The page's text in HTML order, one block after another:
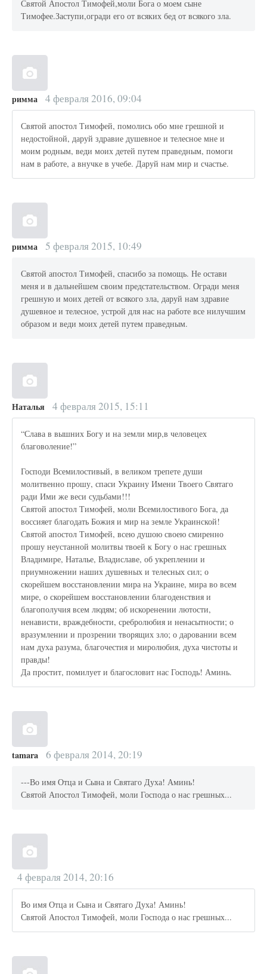
Святой Апостол Тимофей,моли Бога о моем сыне
Тимофее.Заступи,огради его от всяких бед от всякого зла.
римма 4 февраля 2016, 09:04
Святой апостол Тимофей, помолись обо мне грешной и
недостойной, даруй здравие душевное и телесное мне и
моим родным, веди моих детей путем праведным, помоги
нам в работе, а внучке в учебе. Даруй нам мир и счастье.
римма 5 февраля 2015, 10:49
Святой апостол Тимофей, спасибо за помощь. Не остави
меня и в дальнейшем своим предстательством. Огради меня
грешную и моих детей от всякого зла, даруй нам здравие
душевное и телесное, устрой для нас на работе все нилучшим
образом и веди моих детей путем праведным.
Наталья 4 февраля 2015, 15:11
“Слава в вышних Богу и на земли мир,в человецех
благоволение!”
Господи Всемилостивый, в великом трепете души
молитвенно прошу, спаси Украину Имени Твоего Святаго
ради Ими же веси судьбами!!!
Святой апостол Тимофей, моли Всемилостивого Бога, да
воссияет благодать Божия и мир на земле Украинской!
Святой апостол Тимофей, всею душою своею смиренно
прошу неустанной молитвы твоей к Богу о нас грешных
Владимире, Наталье, Владиславе, об укреплении и
приумножении наших душевных и телесных сил; о
скорейшем восстановлении мира на Украине, мира во всем
мире, о скорейшем восстановлении благоденствия и
благополучия всем людям; об искоренении лютости,
ненависти, враждебности, сребролюбия и ненасытности; о
вразумлении и прозрении творящих зло; о даровании всем
нам духа разума, благочестия и миролюбия, духа чистоты и
правды!
Да простит, помилует и благословит нас Господь! Аминь.
tamara 6 февраля 2014, 20:19
---Во имя Отца и Сына и Святаго Духа! Аминь!
Святой Апостол Тимофей, моли Господа о нас грешных...
4 февраля 2014, 20:16
Во имя Отца и Сына и Святаго Духа! Аминь!
Святой Апостол Тимофей, моли Господа о нас грешных...